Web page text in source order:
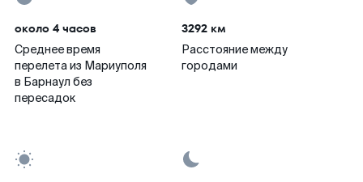
около 4 часов
Среднее время
перелета из Мариуполя
в Барнаул без
пересадок
3292 км
Расстояние между
городами